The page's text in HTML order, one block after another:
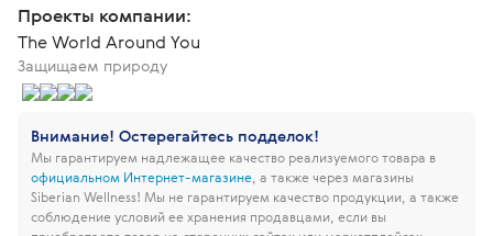
Проекты компании:
The World Around You
Защищаем природу
Внимание! Остерегайтесь подделок!
Мы гарантируем надлежащее качество реализуемого товара в
официальном Интернет-магазине , а также через магазины
Siberian Wellness! Мы не гарантируем качество продукции, а также
соблюдение условий ее хранения продавцами, если вы